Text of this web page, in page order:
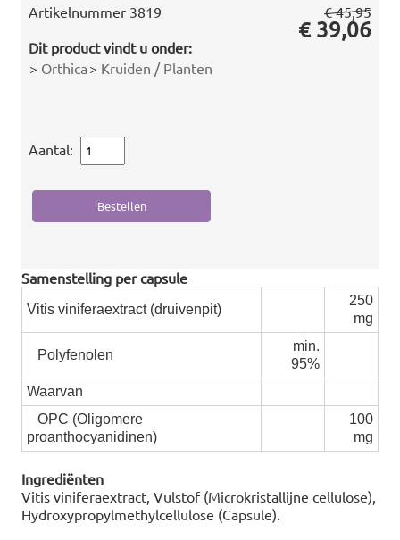
Artikelnummer 3819
Dit product vindt u onder:
> Orthica> Kruiden / Planten
€ 45,95
€ 39,06
Aantal:
Samenstelling per capsule
Vitis viniferaextract (druivenpit)
250
mg
Polyfenolen
min.
95%
Waarvan
OPC (Oligomere
proanthocyanidinen)
100
mg
Ingrediënten
Vitis viniferaextract, Vulstof (Microkristallijne cellulose),
Hydroxypropylmethylcellulose (Capsule).